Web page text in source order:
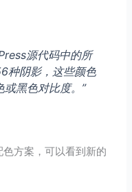
源代码中的所
种阴影，这些颜色
黑色对比度。”
方案，可以看到新的